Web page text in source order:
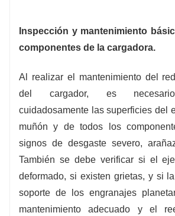
Inspección y mantenimiento
componentes de la cargadora.
Al realizar el mantenimiento del
del cargador, es necesario
cuidadosamente las superficies del
muñón y de todos los
signos de desgaste severo,
También se debe verificar si el
deformado, si existen grietas, y si
soporte de los engranajes
mantenimiento adecuado y el